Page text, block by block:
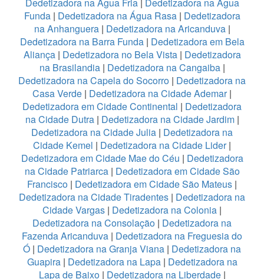
Funda| Dedetizadora na Água Rasa | Dedetizadora
na Anhanguera| Dedetizadora na Aricanduva|
Dedetizadora na Barra Funda | Dedetizadora em Bela
Aliança | Dedetizadora no Bela Vista| Dedetizadora
na Brasilandia| Dedetizadora na Cangaiba|
Dedetizadora na Capela do Socorro | Dedetizadora na
Casa Verde | Dedetizadora na Cidade Ademar|
Dedetizadora em Cidade Continental | Dedetizadora
na Cidade Dutra | Dedetizadora na Cidade Jardim|
Dedetizadora na Cidade Julia | Dedetizadora na
Cidade Kemel | Dedetizadora na Cidade Lider|
Dedetizadora em Cidade Mae do Céu | Dedetizadora
na Cidade Patriarca| Dedetizadora em Cidade São
Francisco | Dedetizadora em Cidade São Mateus |
Dedetizadora na Cidade Tiradentes | Dedetizadora na
Cidade Vargas | Dedetizadora na Colonia |
Dedetizadora na Consolação | Dedetizadora na
Fazenda Aricanduva | Dedetizadora na Freguesia do
Ó | Dedetizadora na Granja Viana | Dedetizadora na
Guapira| Dedetizadora na Lapa| Dedetizadora na
Lapa de Baixo | Dedetizadora na Liberdade |